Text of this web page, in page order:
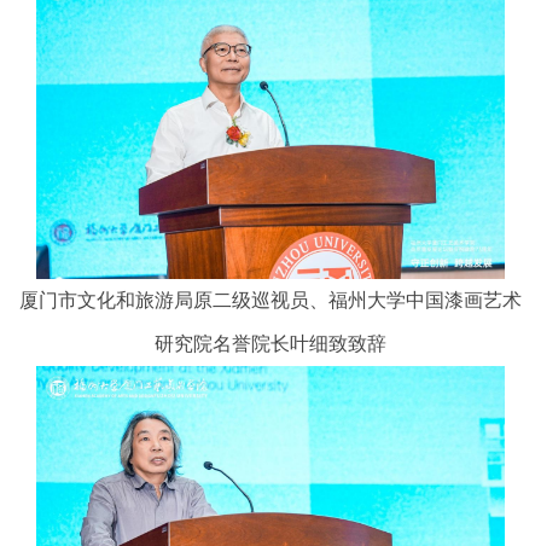
厦门市文化和旅游局原二级巡视员、福州大学中国漆画艺术
研究院名誉院长叶细致致辞